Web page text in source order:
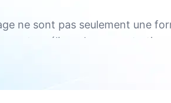
ne sont pas seulement une
améliorer la
et la motricité fine des enfants
bon moyen de se détendre et
coloriage chat sont disponibles